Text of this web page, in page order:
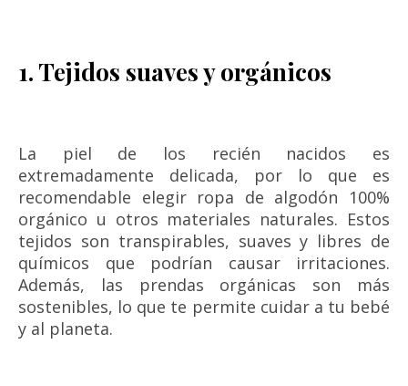
1. Tejidos suaves y orgánicos
La piel de los recién nacidos es
extremadamente delicada, por lo que es
recomendable elegir ropa de algodón 100%
orgánico u otros materiales naturales. Estos
tejidos son transpirables, suaves y libres de
químicos que podrían causar irritaciones.
Además, las prendas orgánicas son más
sostenibles, lo que te permite cuidar a tu bebé
y al planeta.